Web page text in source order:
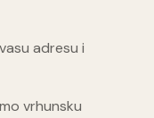
adresu i
vrhunsku